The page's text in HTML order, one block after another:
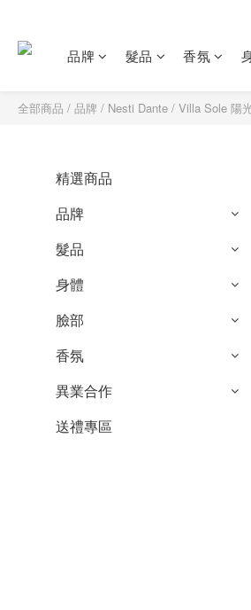
品牌 髮品 香氛
全部商品 / 品牌 / Nesti Dante / Villa Sole 陽
精選商品
品牌
髮品
身體
臉部
香氛
異業合作
送禮專區